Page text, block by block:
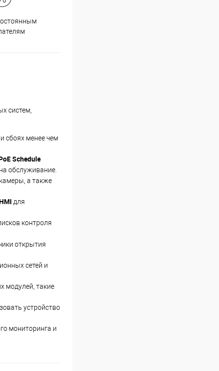
систем,
сбоях менее чем
Schedule
обслуживание.
а также
HMI для
контроля
открытия
сетей и
модулей, такие
устройство
мониторинга и